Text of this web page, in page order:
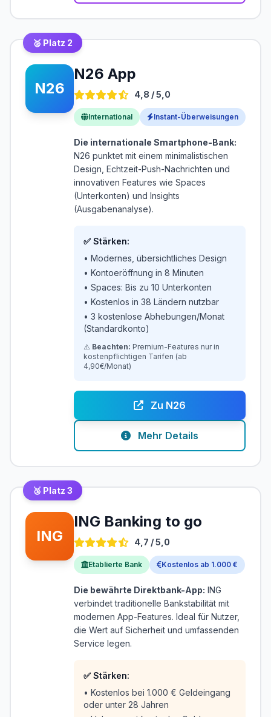
🥈 Platz 2
N26
N26 App
4,8 / 5,0
International Instant-Überweisungen
Die internationale Smartphone-Bank:
N26 punktet mit einem minimalistischen
Design, Echtzeit-Push-Nachrichten und
innovativen Features wie Spaces
(Unterkonten) und Insights
(Ausgabenanalyse).
✅ Stärken:
• Modernes, übersichtliches Design
• Kontoeröffnung in 8 Minuten
• Spaces: Bis zu 10 Unterkonten
• Kostenlos in 38 Ländern nutzbar
• 3 kostenlose Abhebungen/Monat
(Standardkonto)
⚠️ Beachten: Premium-Features nur in
kostenpflichtigen Tarifen (ab
4,90€/Monat)
Zu N26
Mehr Details
🥉 Platz 3
ING
ING Banking to go
4,7 / 5,0
Etablierte Bank Kostenlos ab 1.000 €
Die bewährte Direktbank-App: ING
verbindet traditionelle Bankstabilität mit
modernen App-Features. Ideal für Nutzer,
die Wert auf Sicherheit und umfassenden
Service legen.
✅ Stärken:
• Kostenlos bei 1.000 € Geldeingang
oder unter 28 Jahren